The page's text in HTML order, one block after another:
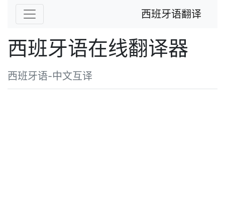
西班牙语翻译
西班牙语在线翻译器
西班牙语-中文互译